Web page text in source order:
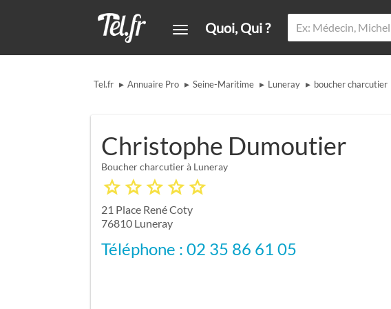
Quoi, Qui ?
Tel.fr ▸ Annuaire Pro ▸ Seine-Maritime ▸ Luneray ▸ boucher charcutier
Christophe Dumoutier
Boucher charcutier à Luneray
21 Place René Coty
76810 Luneray
Téléphone : 02 35 86 61 05